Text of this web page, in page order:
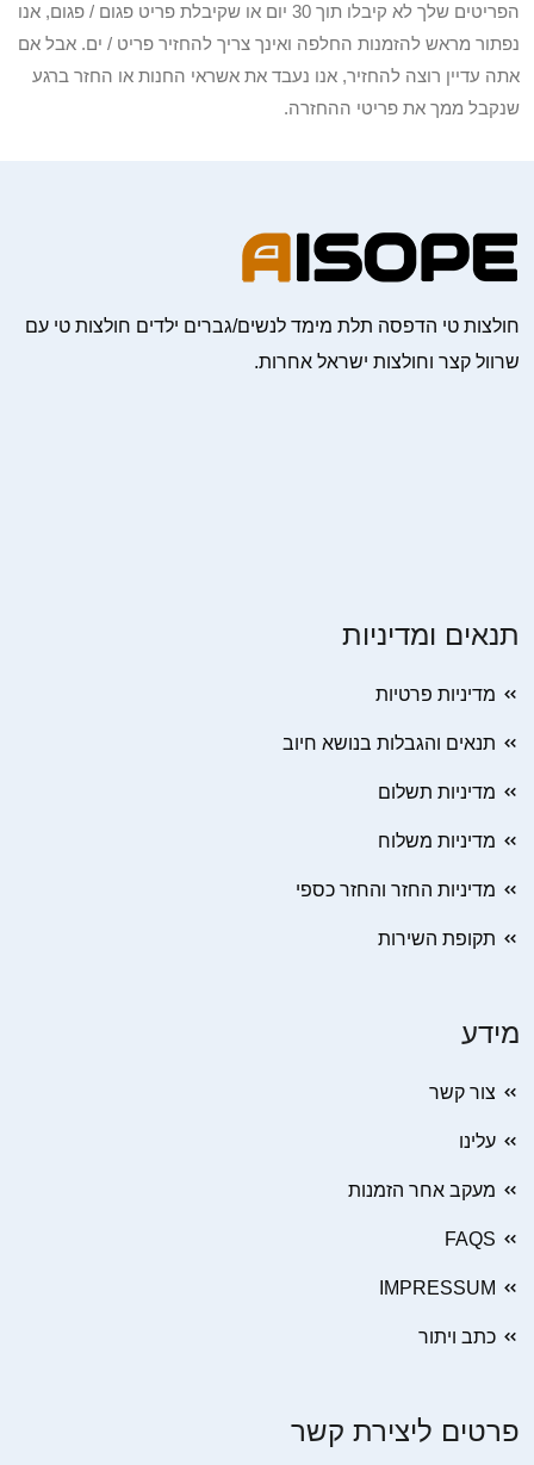
הפריטים שלך לא קיבלו תוך 30 יום או שקיבלת פריט פגום / פגום, אנו
נפתור מראש להזמנות החלפה ואינך צריך להחזיר פריט / ים. אבל אם
אתה עדיין רוצה להחזיר, אנו נעבד את אשראי החנות או החזר ברגע
שנקבל ממך את פריטי ההחזרה.
חולצות טי הדפסה תלת מימד לנשים/גברים ילדים חולצות טי עם
שרוול קצר וחולצות ישראל אחרות.
תנאים ומדיניות
מדיניות פרטיות
תנאים והגבלות בנושא חיוב
מדיניות תשלום
מדיניות משלוח
מדיניות החזר והחזר כספי
תקופת השירות
מידע
צור קשר
עלינו
מעקב אחר הזמנות
FAQS
IMPRESSUM
כתב ויתור
פרטים ליצירת קשר